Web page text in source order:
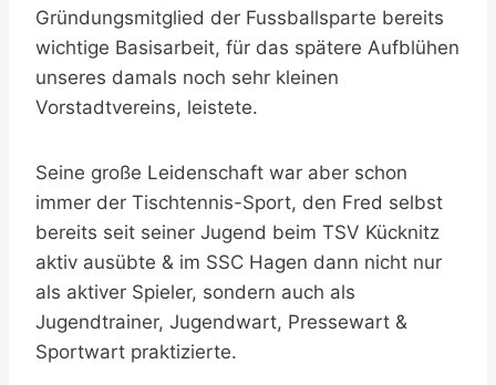
Gründungsmitglied der Fussballsparte bereits
wichtige Basisarbeit, für das spätere Aufblühen
unseres damals noch sehr kleinen
Vorstadtvereins, leistete.
Seine große Leidenschaft war aber schon
immer der Tischtennis-Sport, den Fred selbst
bereits seit seiner Jugend beim TSV Kücknitz
aktiv ausübte & im SSC Hagen dann nicht nur
als aktiver Spieler, sondern auch als
Jugendtrainer, Jugendwart, Pressewart &
Sportwart praktizierte.